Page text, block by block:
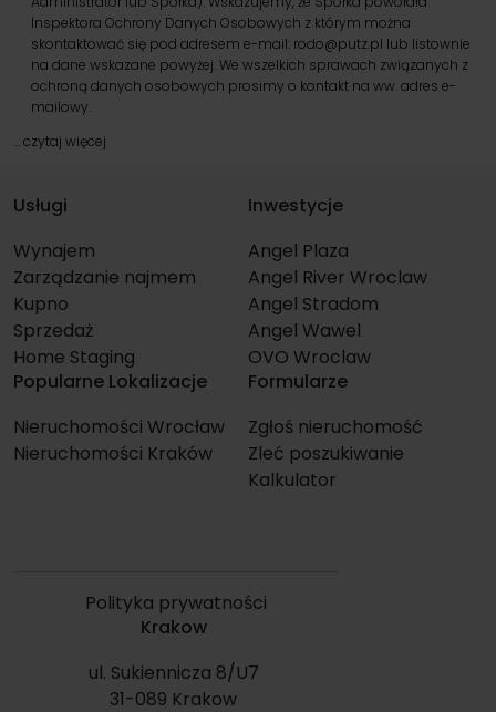
Inspektora Ochrony Danych Osobowych z którym można
skontaktować się pod adresem e-mail: rodo@putz.pl lub listownie
na dane wskazane powyżej. We wszelkich sprawach związanych z
ochroną danych osobowych prosimy o kontakt na ww. adres e-
mailowy.
…czytaj więcej
Usługi
Wynajem
Zarządzanie najmem
Kupno
Sprzedaż
Home Staging
Inwestycje
Angel Plaza
Angel River Wroclaw
Angel Stradom
Angel Wawel
OVO Wroclaw
Popularne Lokalizacje
Nieruchomości Wrocław
Nieruchomości Kraków
Formularze
Zgłoś nieruchomość
Zleć poszukiwanie
Kalkulator
Polityka prywatności
Krakow
ul. Sukiennicza 8/U7
31-089 Krakow